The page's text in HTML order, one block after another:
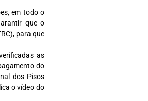
em todo o
que o
para que
as
do
dos Pisos
o vídeo do